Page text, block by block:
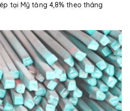
tại Mỹ tăng 4,8% theo tháng